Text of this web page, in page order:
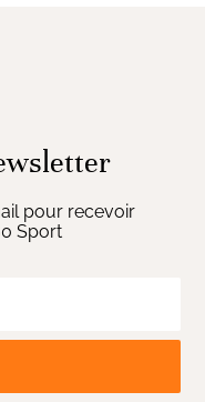
pour recevoir
Sport